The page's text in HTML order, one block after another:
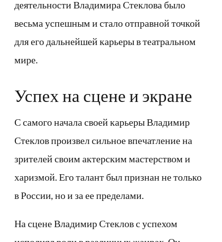
деятельности Владимира Стеклова было
весьма успешным и стало отправной точкой
для его дальнейшей карьеры в театральном
мире.
Успех на сцене и экране
С самого начала своей карьеры Владимир
Стеклов произвел сильное впечатление на
зрителей своим актерским мастерством и
харизмой. Его талант был признан не только
в России, но и за ее пределами.
На сцене Владимир Стеклов с успехом